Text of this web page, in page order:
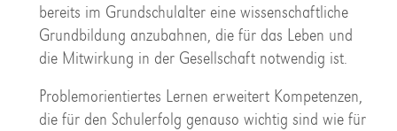
bereits im Grundschulalter eine wissenschaftliche
Grundbildung anzubahnen, die für das Leben und
die Mitwirkung in der Gesellschaft notwendig ist.
Problemorientiertes Lernen erweitert Kompetenzen,
die für den Schulerfolg genauso wichtig sind wie für